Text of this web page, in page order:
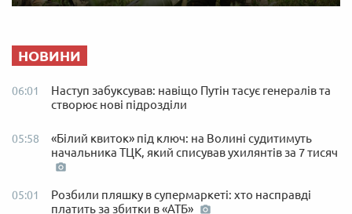
НОВИНИ
06:01
Наступ забуксував: навіщо Путін тасує генералів та
створює нові підрозділи
05:58
«Білий квиток» під ключ: на Волині судитимуть
начальника ТЦК, який списував ухилянтів за 7 тисяч
05:01
Розбили пляшку в супермаркеті: хто насправді
платить за збитки в «АТБ»